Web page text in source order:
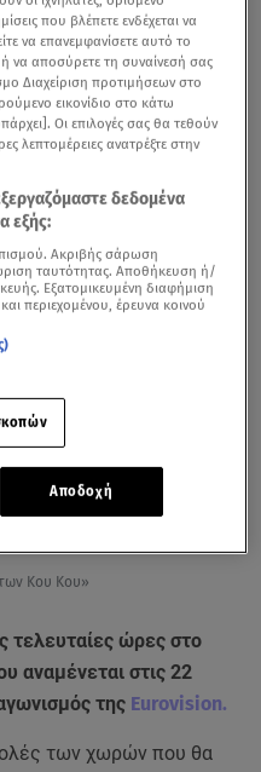
Κου Κου»
τελευταίες ώρες στο
αναμένεται στις 22
της Eurovision.
των χωρών που θα
που βλέπετε ενδέχεται να
να επανεμφανίσετε αυτό το
ή να αποσύρετε τη συναίνεσή σας
Διαχείριση προτιμήσεων στο
εικονίδιο στο κάτω
Οι επιλογές σας θα τεθούν
λεπτομέρειες ανατρέξτε στην
δεδομένα
εξής:
Ακριβής σάρωση
ταυτότητας. Αποθήκευση ή/
Εξατομικευμένη διαφήμιση
περιεχομένου, έρευνα κοινού
Αποδοχή